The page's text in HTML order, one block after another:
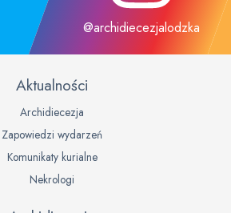
@archidiecezjalodzka
Aktualności
Archidiecezja
Zapowiedzi wydarzeń
Komunikaty kurialne
Nekrologi